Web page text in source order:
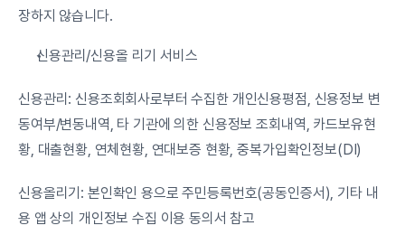
장하지 않습니다.
신용관리/신용올 리기 서비스
신용관리: 신용조회회사로부터 수집한 개인신용평점, 신용정보 변
동여부/변동내역, 타 기관에 의한 신용정보 조회내역, 카드보유현
황, 대출현황, 연체현황, 연대보증 현황, 중복가입확인정보(DI)
신용올리기: 본인확인 용으로 주민등록번호(공동인증서), 기타 내
용 앱 상의 개인정보 수집 이용 동의서 참고